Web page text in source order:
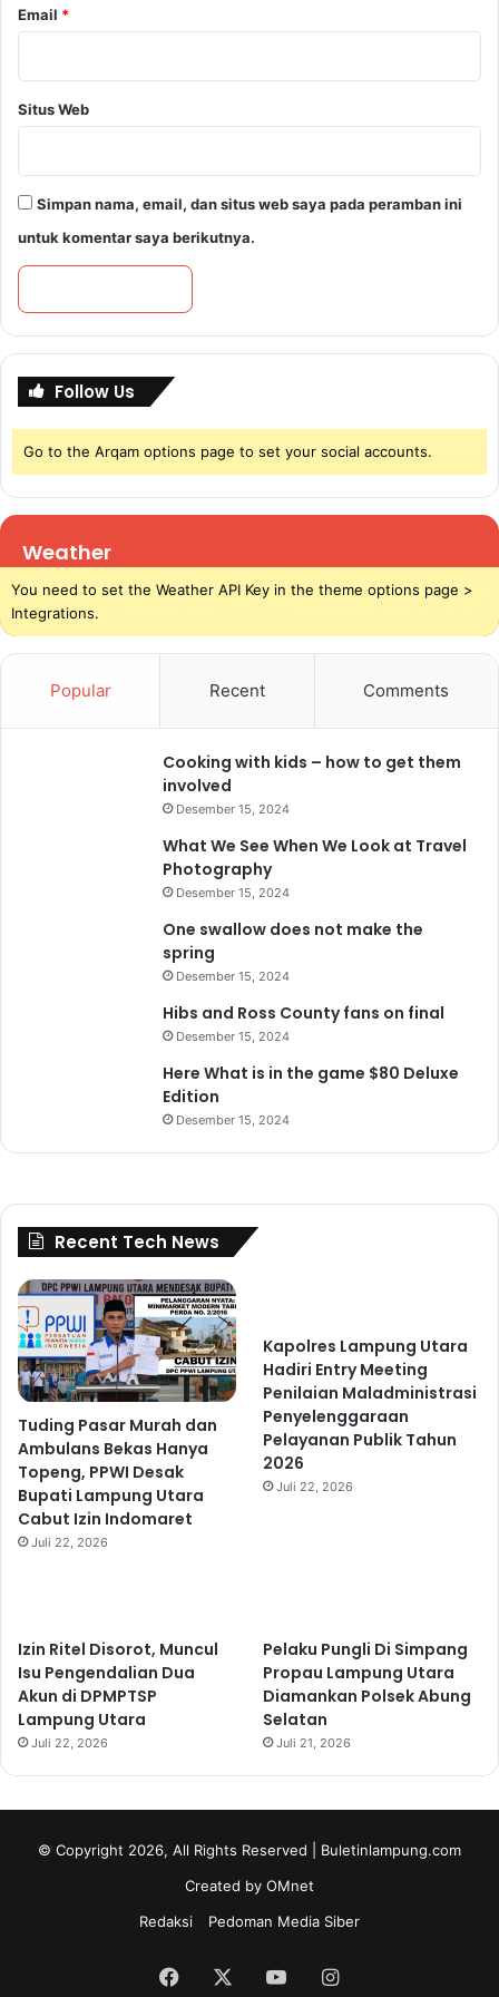
a
m
u
n
g
t
a
a
Email *
Situs Web
Simpan nama, email, dan situs web saya pada peramban ini
untuk komentar saya berikutnya.
Follow Us
Go to the Arqam options page to set your social accounts.
Weather
You need to set the Weather API Key in the theme options page >
Integrations.
Popular Recent Comments
Cooking with kids – how to get them
involved
Desember 15, 2024
What We See When We Look at Travel
Photography
Desember 15, 2024
One swallow does not make the
spring
Desember 15, 2024
Hibs and Ross County fans on final
Desember 15, 2024
Here What is in the game $80 Deluxe
Edition
Desember 15, 2024
Recent Tech News
Tuding Pasar Murah dan
Ambulans Bekas Hanya
Topeng, PPWI Desak
Bupati Lampung Utara
Cabut Izin Indomaret
Juli 22, 2026
Kapolres Lampung Utara
Hadiri Entry Meeting
Penilaian Maladministrasi
Penyelenggaraan
Pelayanan Publik Tahun
2026
Juli 22, 2026
Izin Ritel Disorot, Muncul
Isu Pengendalian Dua
Akun di DPMPTSP
Lampung Utara
Juli 22, 2026
Pelaku Pungli Di Simpang
Propau Lampung Utara
Diamankan Polsek Abung
Selatan
Juli 21, 2026
© Copyright 2026, All Rights Reserved | Buletinlampung.com
Created by OMnet
Redaksi
Pedoman Media Siber
Facebook YouTubeInstagram